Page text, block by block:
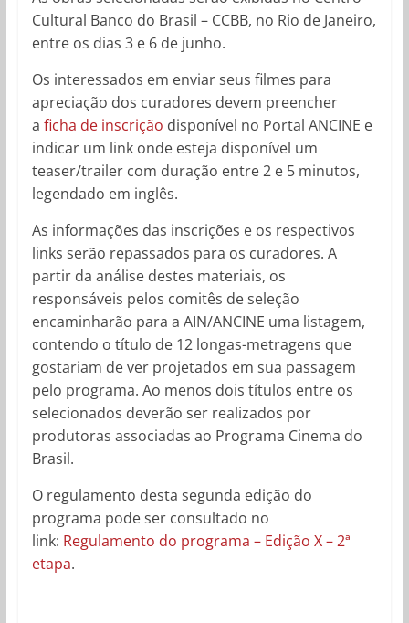
Cultural Banco do Brasil – CCBB, no Rio de Janeiro,
entre os dias 3 e 6 de junho.
Os interessados em enviar seus filmes para
apreciação dos curadores devem preencher
a ficha de inscrição disponível no Portal ANCINE e
indicar um link onde esteja disponível um
teaser/trailer com duração entre 2 e 5 minutos,
legendado em inglês.
As informações das inscrições e os respectivos
links serão repassados para os curadores. A
partir da análise destes materiais, os
responsáveis pelos comitês de seleção
encaminharão para a AIN/ANCINE uma listagem,
contendo o título de 12 longas-metragens que
gostariam de ver projetados em sua passagem
pelo programa. Ao menos dois títulos entre os
selecionados deverão ser realizados por
produtoras associadas ao Programa Cinema do
Brasil.
O regulamento desta segunda edição do
programa pode ser consultado no
link: Regulamento do programa – Edição X – 2ª
etapa.